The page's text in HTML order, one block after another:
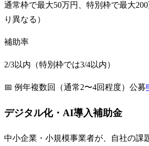
通常枠で最大50万円、特別枠で最大
り異なる）
補助率
2/3以内（特別枠では3/4以内）
📅 例年複数回（通常2〜4回程度）公募
デジタル化・AI導入補助金
中小企業・小規模事業者が、自社の課